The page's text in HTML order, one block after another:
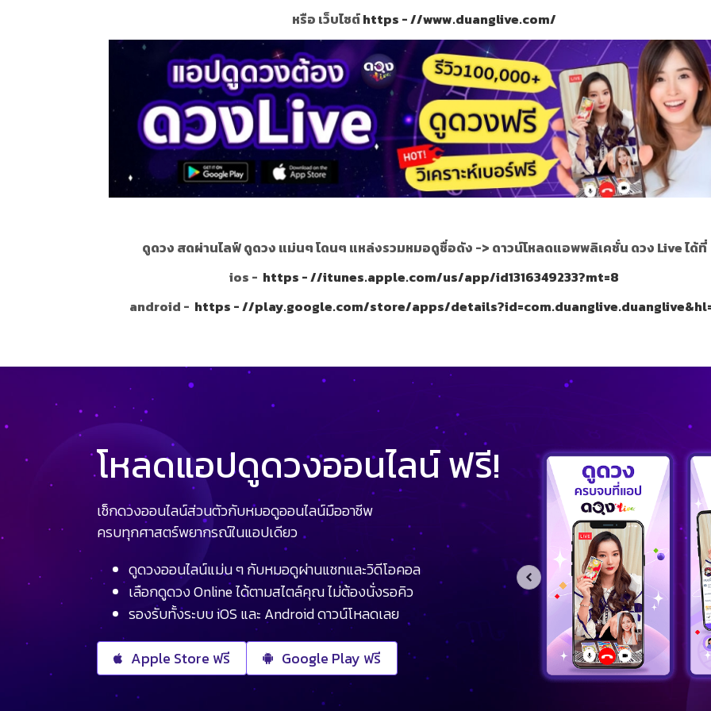
หรือ เว็บไซต์https - //www.duanglive.com/
ดูดวง สดผ่านไลฟ์ ดูดวง แม่นๆ โดนๆ แหล่งรวมหมอดูชื่อดัง -> ดาวน์โหลดแอพพลิเคชั่น ดวง Live ได้ที่
ios - https - //itunes.apple.com/us/app/id1316349233?mt=8
android - https - //play.google.com/store/apps/
โหลดแอปดูดวงออนไลน์ ฟรี!
เช็กดวงออนไลน์ส่วนตัวกับหมอดูออนไลน์มืออาชีพ
ครบทุกศาสตร์พยากรณ์ในแอปเดียว
ดูดวงออนไลน์แม่น ๆ กับหมอดูผ่านแชทและวิดีโอคอล
เลือกดูดวง Online ได้ตามสไตล์คุณ ไม่ต้องนั่งรอคิว
รองรับทั้งระบบ iOS และ Android ดาวน์โหลดเลย
Apple Store ฟรี Google Play ฟรี